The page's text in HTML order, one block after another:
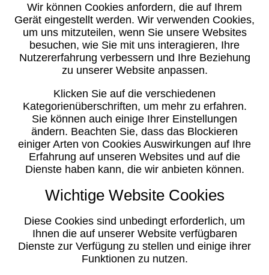
Wir können Cookies anfordern, die auf Ihrem
Gerät eingestellt werden. Wir verwenden Cookies,
um uns mitzuteilen, wenn Sie unsere Websites
besuchen, wie Sie mit uns interagieren, Ihre
Nutzererfahrung verbessern und Ihre Beziehung
zu unserer Website anpassen.
Klicken Sie auf die verschiedenen
Kategorienüberschriften, um mehr zu erfahren.
Sie können auch einige Ihrer Einstellungen
ändern. Beachten Sie, dass das Blockieren
einiger Arten von Cookies Auswirkungen auf Ihre
Erfahrung auf unseren Websites und auf die
Dienste haben kann, die wir anbieten können.
Wichtige Website Cookies
Diese Cookies sind unbedingt erforderlich, um
Ihnen die auf unserer Website verfügbaren
Dienste zur Verfügung zu stellen und einige ihrer
Funktionen zu nutzen.